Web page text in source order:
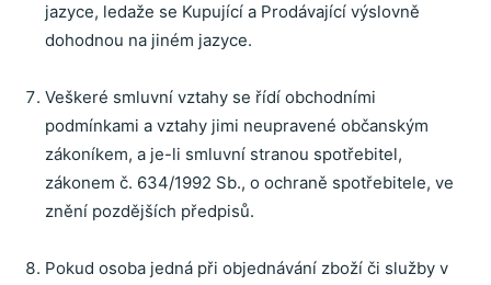
jazyce, ledaže se Kupující a Prodávající výslovně
dohodnou na jiném jazyce.
Veškeré smluvní vztahy se řídí obchodními
podmínkami a vztahy jimi neupravené občanským
zákoníkem, a je-li smluvní stranou spotřebitel,
zákonem č. 634/1992 Sb., o ochraně spotřebitele, ve
znění pozdějších předpisů.
Pokud osoba jedná při objednávání zboží či služby v